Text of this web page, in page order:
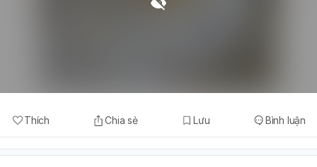
Thích Chia sẻ Lưu Bình luận